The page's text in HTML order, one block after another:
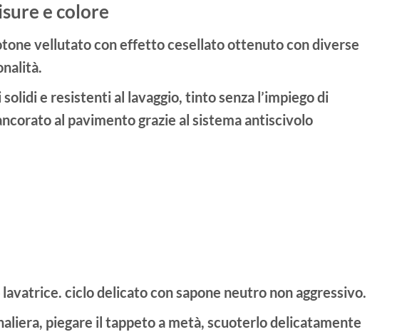
e colore
vellutato con effetto cesellato ottenuto con diverse
e resistenti al lavaggio, tinto senza l’impiego di
al pavimento grazie al sistema antiscivolo
ciclo delicato con sapone neutro non aggressivo.
piegare il tappeto a metà, scuoterlo delicatamente